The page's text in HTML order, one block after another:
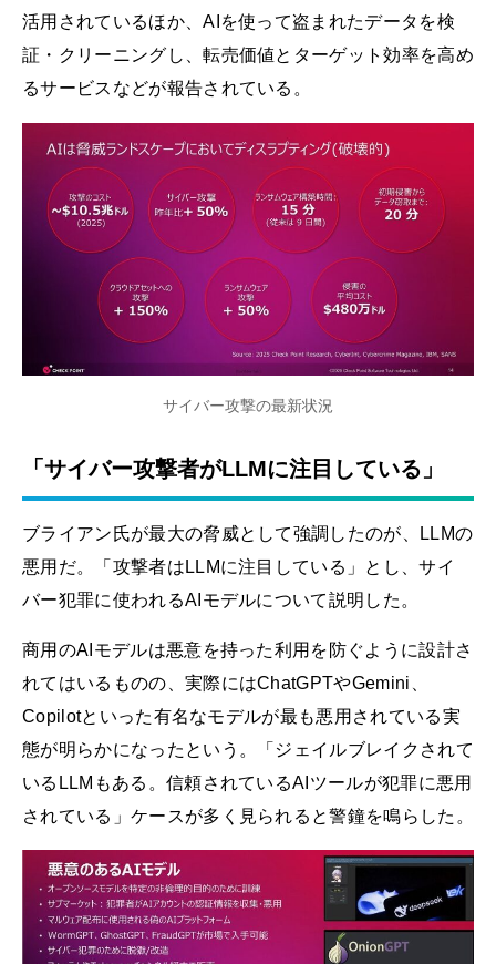
活用されているほか、AIを使って盗まれたデータを検
証・クリーニングし、転売価値とターゲット効率を高め
るサービスなどが報告されている。
サイバー攻撃の最新状況
「サイバー攻撃者がLLMに注目している」
ブライアン氏が最大の脅威として強調したのが、LLMの
悪用だ。「攻撃者はLLMに注目している」とし、サイ
バー犯罪に使われるAIモデルについて説明した。
商用のAIモデルは悪意を持った利用を防ぐように設計さ
れてはいるものの、実際にはChatGPTやGemini、
Copilotといった有名なモデルが最も悪用されている実
態が明らかになったという。「ジェイルブレイクされて
いるLLMもある。信頼されているAIツールが犯罪に悪用
されている」ケースが多く見られると警鐘を鳴らした。